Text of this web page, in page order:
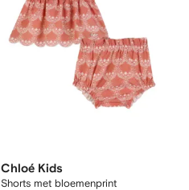
Chloé Kids
Shorts met bloemenprint